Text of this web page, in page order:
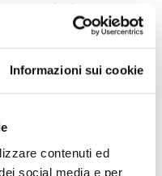
Informazioni sui cookie
contenuti ed
social media e per
società tra
a unapiù
. I soci
esperienze e